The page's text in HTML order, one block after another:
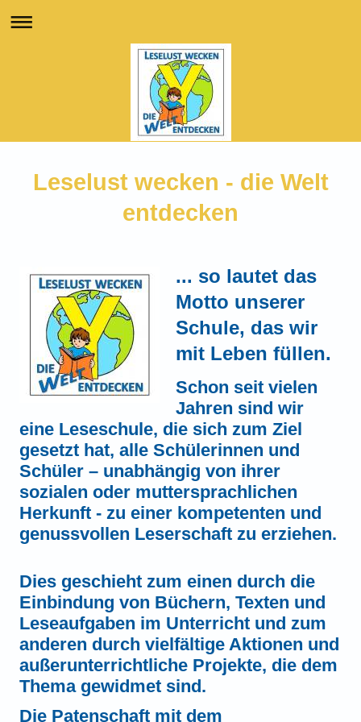
Leselust wecken - die Welt
entdecken
... so lautet das
Motto unserer
Schule, das wir
mit Leben füllen.
Schon seit vielen
Jahren sind wir
eine Leseschule, die sich zum Ziel
gesetzt hat, alle Schülerinnen und
Schüler – unabhängig von ihrer
sozialen oder muttersprachlichen
Herkunft - zu einer kompetenten und
genussvollen Leserschaft zu erziehen.
Dies geschieht zum einen durch die
Einbindung von Büchern, Texten und
Leseaufgaben im Unterricht und zum
anderen durch vielfältige Aktionen und
außerunterrichtliche Projekte, die dem
Thema gewidmet sind.
Die Patenschaft mit dem